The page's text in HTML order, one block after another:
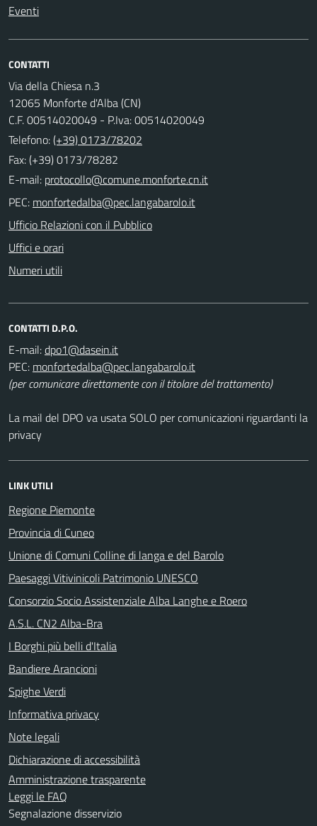
Eventi
CONTATTI
Via della Chiesa n.3
12065 Monforte d'Alba (CN)
C.F. 00514020049 - P.Iva: 00514020049
Telefono:(+39) 0173/78202
Fax: (+39) 0173/78282
E-mail:
PEC:
Ufficio Relazioni con il Pubblico
Uffici e orari
Numeri utili
CONTATTI D.P.O.
E-mail:
PEC:
(per comunicare direttamente con il titolare del trattamento)
La mail del DPO va usata SOLO per comunicazioni riguardanti la
privacy
LINK UTILI
Regione Piemonte
Provincia di Cuneo
Unione di Comuni Colline di langa e del Barolo
Paesaggi Vitivinicoli Patrimonio UNESCO
Consorzio Socio Assistenziale Alba Langhe e Roero
A.S.L. CN2 Alba-Bra
I Borghi più belli d'Italia
Bandiere Arancioni
Spighe Verdi
Informativa privacy
Note legali
Dichiarazione di accessibilità
Amministrazione trasparente
Leggi le FAQ
Segnalazione disservizio